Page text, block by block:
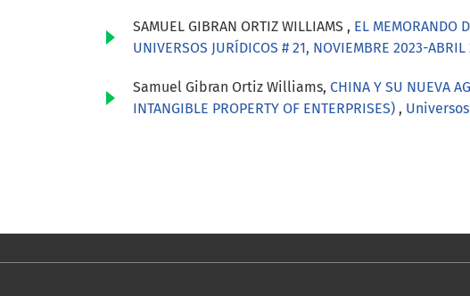
SAMUEL GIBRAN ORTIZ WILLIAMS , EL MEMORANDO
UNIVERSOS JURÍDICOS # 21, NOVIEMBRE 2023-ABRIL
Samuel Gibran Ortiz Williams, CHINA Y SU NUEVA
INTANGIBLE PROPERTY OF ENTERPRISES) , Universos